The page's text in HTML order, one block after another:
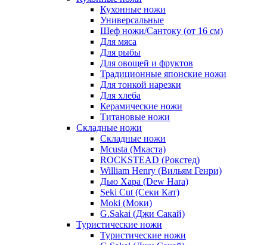
Кухонные ножи
Универсальные
Шеф ножи/Сантоку (от 16 см)
Для мяса
Для рыбы
Для овощей и фруктов
Традиционные японские ножи
Для тонкой нарезки
Для хлеба
Керамические ножи
Титановые ножи
Складные ножи
Складные ножи
Mcusta (Мкаста)
ROCKSTEAD (Рокстед)
William Henry (Вильям Генри)
Дью Хара (Dew Hara)
Seki Cut (Секи Кат)
Moki (Моки)
G.Sakai (Джи Сакай)
Туристические ножи
Туристические ножи